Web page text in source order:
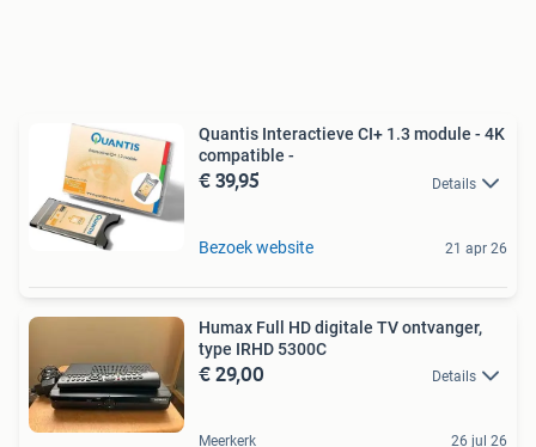
Quantis Interactieve CI+ 1.3 module - 4K
compatible -
€ 39,95 Details
Bezoek website 21 apr 26
Humax Full HD digitale TV ontvanger,
type IRHD 5300C
€ 29,00 Details
Meerkerk 26 jul 26